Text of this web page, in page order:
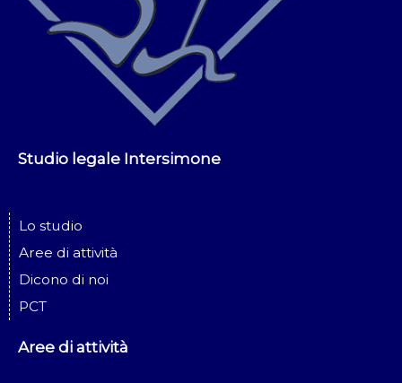
Studio legale Intersimone
Lo studio
Aree di attività
Dicono di noi
PCT
Aree di attività